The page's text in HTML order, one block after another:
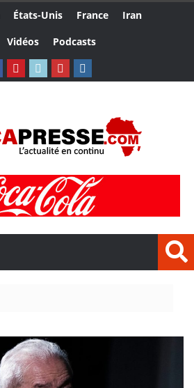
États-Unis France
Iran
Vidéos Podcasts